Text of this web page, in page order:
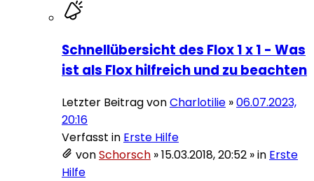
Schnellübersicht des Flox 1 x 1 - Was
ist als Flox hilfreich und zu beachten
Letzter Beitrag vonCharlotilie »06.07.2023,
20:16
Verfasst in Erste Hilfe
vonSchorsch »15.03.2018, 20:52 » in Erste
Hilfe